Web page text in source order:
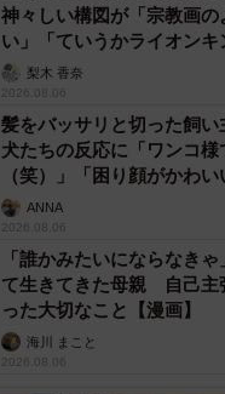
神々しい構図が「宗教画
い」「ていうかライオンキ
梨木 香奈
2026.08.06
髪をバッサリと切った飼
犬たちの反応に「ワンコ様
（笑）」「困り顔がかわい
ANNA
2026.08.06
「誰かみたいにならなき
て生きてきた母親 自己主
った大切なこと【漫画】
海川 まこと
2026.08.06